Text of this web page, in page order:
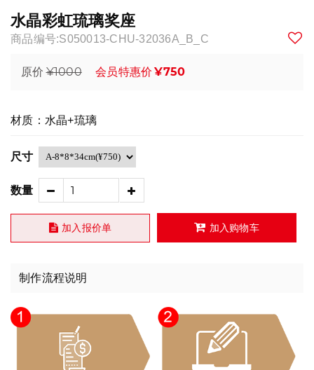
水晶彩虹琉璃奖座
商品编号:S050013-CHU-32036A_B_C
原价 ¥1000 会员特惠价 ¥750
材质：水晶+琉璃
尺寸
数量
加入报价单 加入购物车
制作流程说明